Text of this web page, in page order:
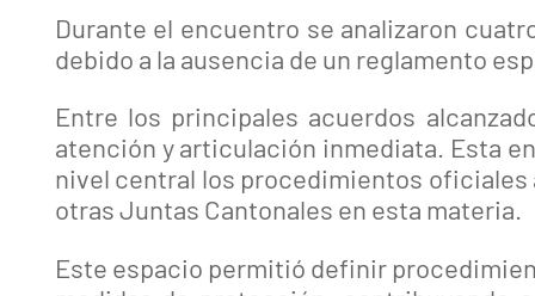
Durante el encuentro se analizaron
debido a la ausencia de un reglamento
Entre los principales acuerdos
atención y articulación inmediata. Esta
nivel central los procedimientos oficiales
otras Juntas Cantonales en esta materia.
Este espacio permitió definir